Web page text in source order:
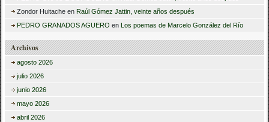
Zondor Huitache en Raúl Gómez Jattin, veinte años después
PEDRO GRANADOS AGUERO en Los poemas de Marcelo González del Río
Archivos
agosto 2026
julio 2026
junio 2026
mayo 2026
abril 2026